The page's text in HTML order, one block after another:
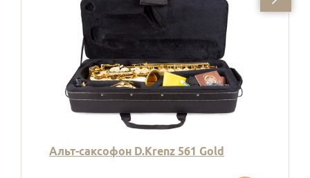
Альт-саксофон D.Krenz 561 Gold